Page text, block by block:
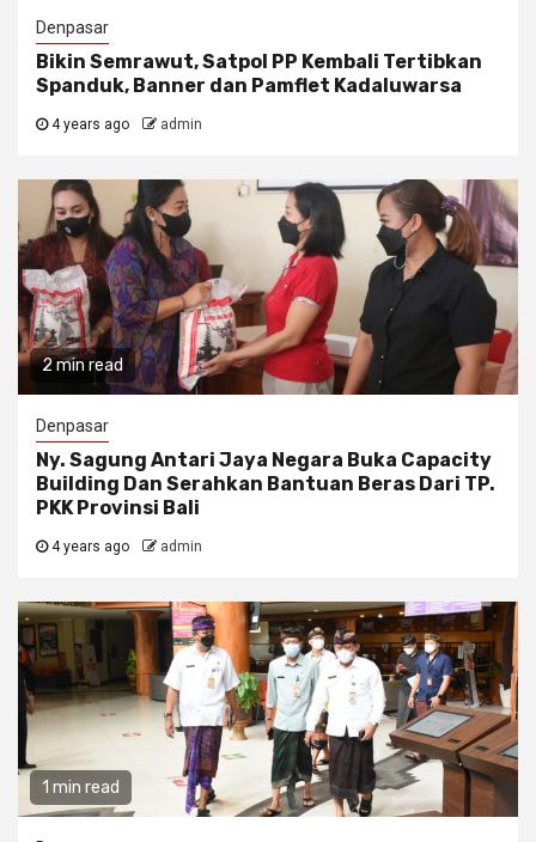
Denpasar
Bikin Semrawut, Satpol PP Kembali Tertibkan
Spanduk, Banner dan Pamflet Kadaluwarsa
4 years ago admin
2 min read
Denpasar
Ny. Sagung Antari Jaya Negara Buka Capacity
Building Dan Serahkan Bantuan Beras Dari TP.
PKK Provinsi Bali
4 years ago admin
1 min read